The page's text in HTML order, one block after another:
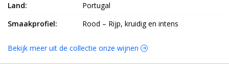
Land:
Portugal
Smaakprofiel:
Rood – Rijp, kruidig en intens
Bekijk meer uit de collectie onze wijnen